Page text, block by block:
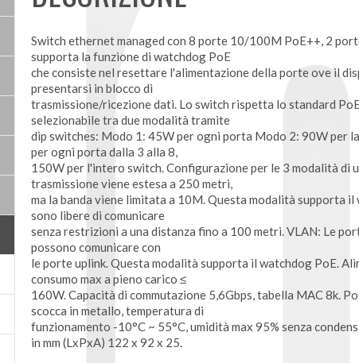
Switch ethernet managed con 8 porte 10/100M PoE++, 2
supporta la funzione di watchdog PoE
che consiste nel resettare l'alimentazione della porte ove il
presentarsi in blocco di
trasmissione/ricezione dati. Lo switch rispetta lo standard
selezionabile tra due modalità tramite
dip switches: Modo 1: 45W per ogni porta Modo 2: 90W per
per ogni porta dalla 3 alla 8,
150W per l'intero switch. Configurazione per le 3 modalità di
trasmissione viene estesa a 250 metri,
ma la banda viene limitata a 10M. Questa modalità supporta
sono libere di comunicare
senza restrizioni a una distanza fino a 100 metri. VLAN: Le
possono comunicare con
le porte uplink. Questa modalità supporta il watchdog PoE.
consumo max a pieno carico ≤
160W. Capacità di commutazione 5,6Gbps, tabella MAC 8k.
scocca in metallo, temperatura di
funzionamento -10°C ~ 55°C, umidità max 95% senza
in mm (LxPxA) 122 x 92 x 25.